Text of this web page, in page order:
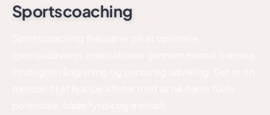
Sportscoaching